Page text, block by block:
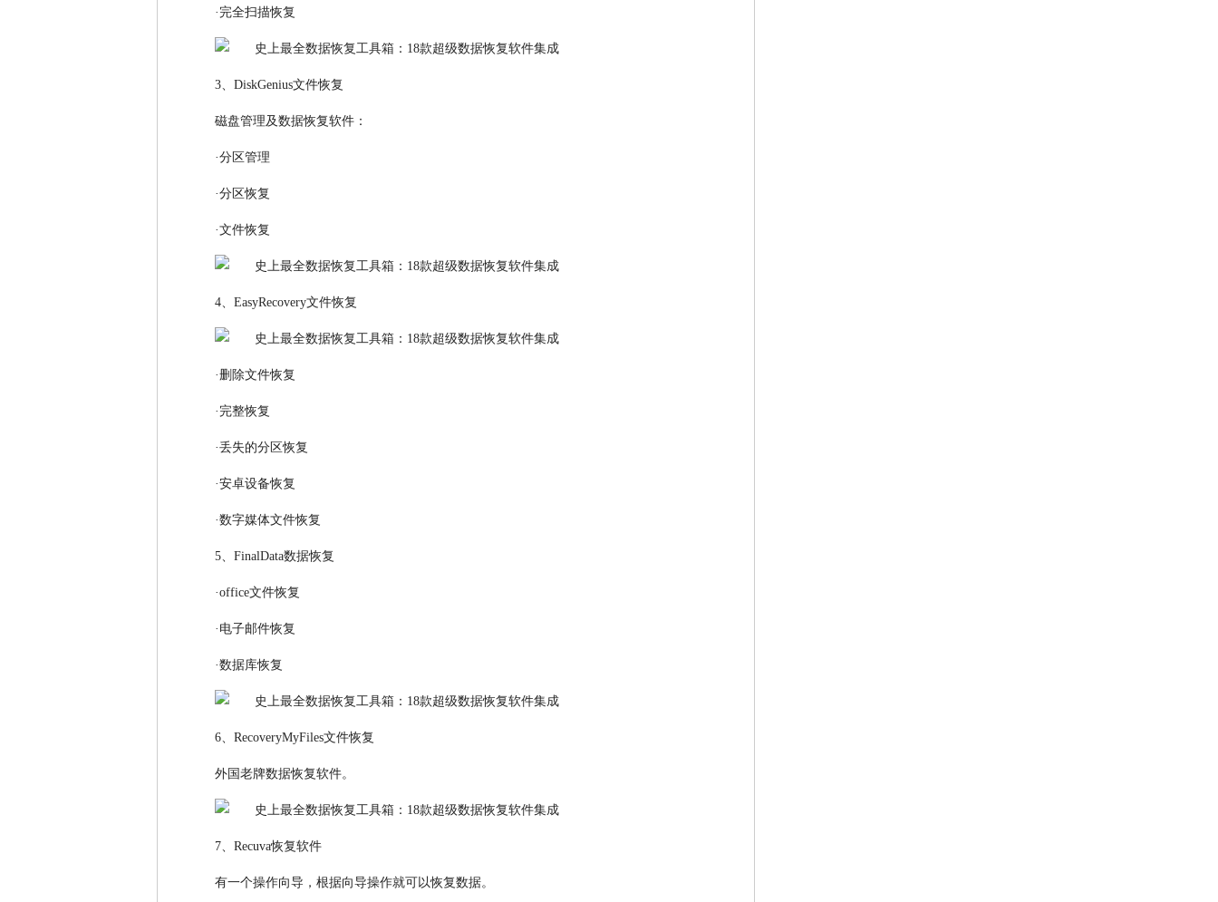
·完全扫描恢复
3、DiskGenius文件恢复
磁盘管理及数据恢复软件：
·分区管理
·分区恢复
·文件恢复
4、EasyRecovery文件恢复
·删除文件恢复
·完整恢复
·丢失的分区恢复
·安卓设备恢复
·数字媒体文件恢复
5、FinalData数据恢复
·office文件恢复
·电子邮件恢复
·数据库恢复
6、RecoveryMyFiles文件恢复
外国老牌数据恢复软件。
7、Recuva恢复软件
有一个操作向导，根据向导操作就可以恢复数据。